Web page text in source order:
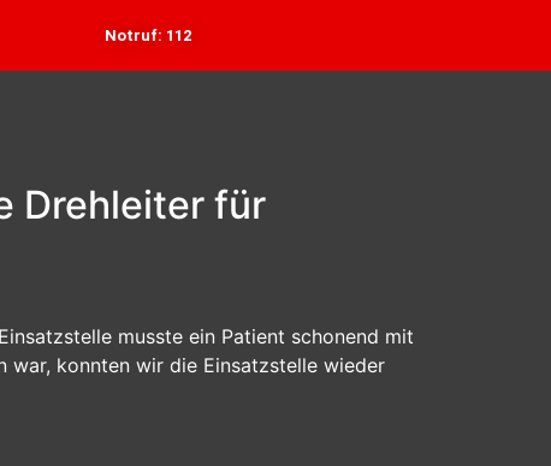
Notruf: 112
Drehleiter für
musste ein Patient schonend mit
war, konnten wir die Einsatzstelle wieder